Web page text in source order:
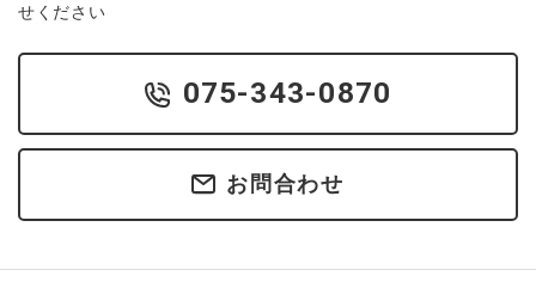
せください
075-343-0870
お問合わせ